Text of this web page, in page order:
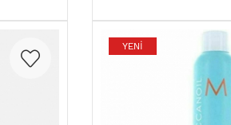
YENI